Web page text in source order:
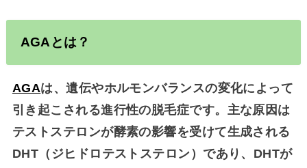
AGA とは？
AGAは、遺伝やホルモンバランスの変化によって
引き起こされる進行性の脱毛症です。主な原因は
テストステロンが酵素の影響を受けて生成される
DHT（ジヒドロテストステロン）であり、DHTが